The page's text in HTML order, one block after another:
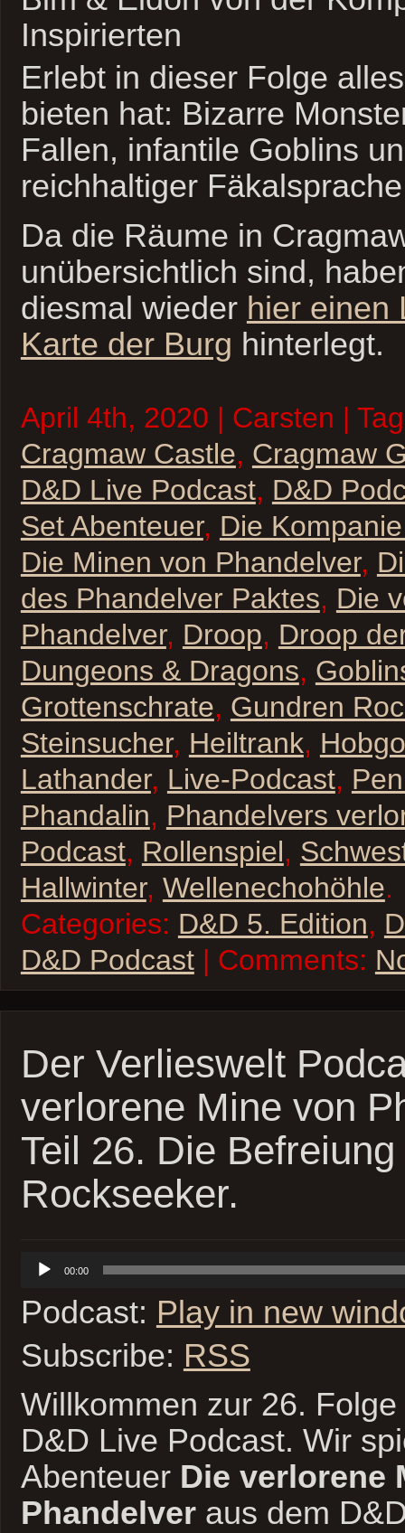
Inspirierten
Erlebt in dieser Folge
bieten hat: Bizarre
Fallen, infantile Goblins
reichhaltiger
Da die Räume in
unübersichtlich sind,
diesmal wieder hier einen
Karte der Burg hinterlegt.
April 4th, 2020 | Carsten |
Cragmaw Castle, Cragmaw
D&D Live Podcast, D&D
Set Abenteuer, Die
Die Minen von Phandelver,
des Phandelver Paktes, Die
Phandelver, Droop, Droop
Dungeons & Dragons,
Grottenschrate, Gundren
Steinsucher, Heiltrank,
Lathander, Live-Podcast,
Phandalin, Phandelvers
Podcast, Rollenspiel,
Hallwinter, Wellenechohöhle.
Categories: D&D 5. Edition,
D&D Podcast| Comments:
Der Verlieswelt
verlorene Mine von
Teil 26. Die
Rockseeker.
Audio-
Player
00:00
Podcast: Play in new
Subscribe: RSS
Willkommen zur 26.
D&D Live Podcast. Wir
Abenteuer Die verlorene
Phandelveraus dem